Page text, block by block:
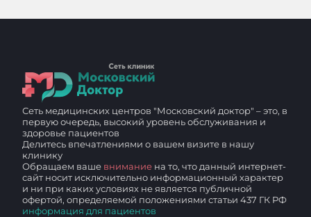
Сеть медицинских центров "Московский доктор" – это, в
первую очередь, высокий уровень обслуживания и
здоровье пациентов
Делитесь впечатлениями о вашем визите в нашу
клинику
Обращаем ваше внимание на то, что данный интернет-
сайт носит исключительно информационный характер
и ни при каких условиях не является публичной
офертой, определяемой положениями статьи 437 ГК РФ
информация для пациентов